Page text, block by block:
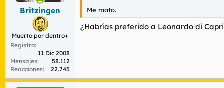
Britzingen
Muerto por dentro+
Registro
11 Dic 2008
Mensajes
58.112
Reacciones
22.745
Me mato.
¿Habrías preferido a Leonardo di